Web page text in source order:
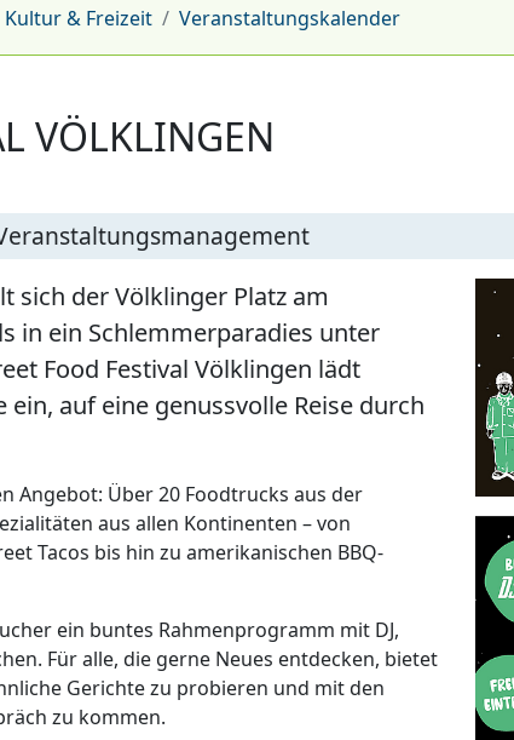
Kultur & Freizeit Veranstaltungskalender
VÖLKLINGEN
sich der Völklinger Platz am
in ein Schlemmerparadies unter
Food Festival Völklingen lädt
auf eine genussvolle Reise durch
Angebot: Über 20 Foodtrucks aus der
aus allen Kontinenten – von
Tacos bis hin zu amerikanischen BBQ-
ein buntes Rahmenprogramm mit DJ,
Für alle, die gerne Neues entdecken, bietet
Gerichte zu probieren und mit den
zu kommen.